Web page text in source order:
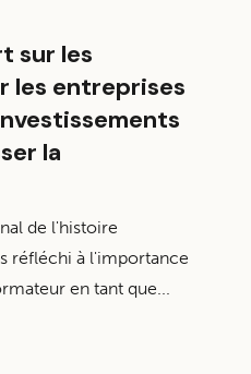
sur les
les entreprises
la
de l'histoire
réfléchi à l'importance
en tant que...